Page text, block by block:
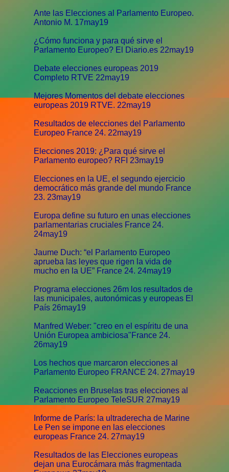
Ante las Elecciones al Parlamento Europeo.
Antonio M. 17may19
¿Cómo funciona y para qué sirve el
Parlamento Europeo? El Diario.es 22may19
Debate elecciones europeas 2019
Completo RTVE 22may19
Mejores Momentos del debate elecciones
europeas 2019 RTVE. 22may19
Resultados de elecciones del Parlamento
Europeo France 24. 22may19
Elecciones 2019: ¿Para qué sirve el
Parlamento europeo? RFI 23may19
Elecciones en la UE, el segundo ejercicio
democrático más grande del mundo France
23. 23may19
Europa define su futuro en unas elecciones
parlamentarias cruciales France 24.
24may19
Jaume Duch: “el Parlamento Europeo
aprueba las leyes que rigen la vida de
mucho en la UE” France 24. 24may19
Programa elecciones 26m los resultados de
las municipales, autonómicas y europeas El
País 26may19
Manfred Weber: "creo en el espíritu de una
Unión Europea ambiciosa"France 24.
26may19
Los hechos que marcaron elecciones al
Parlamento Europeo FRANCE 24. 27may19
Reacciones en Bruselas tras elecciones al
Parlamento Europeo TeleSUR 27may19
Informe de París: la ultraderecha de Marine
Le Pen se impone en las elecciones
europeas France 24. 27may19
Resultados de las Elecciones europeas
dejan una Eurocámara más fragmentada